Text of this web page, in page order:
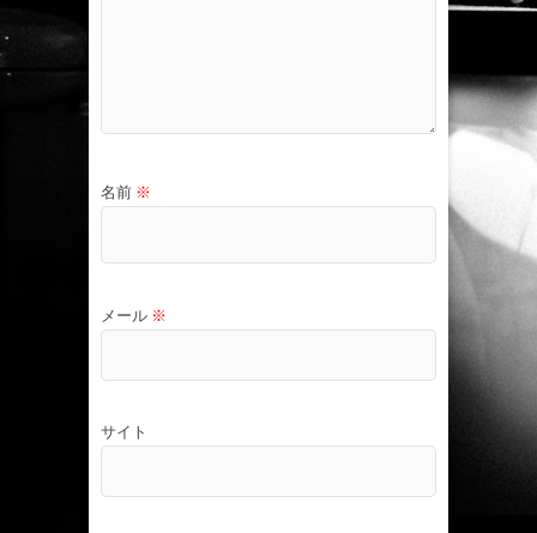
名前 ※
メール ※
サイト